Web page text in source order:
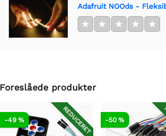
Adafruit NOOds -
★ ★ ★ ★ ★
Foreslåede produkter
REDUCERET
-49 % -50 %